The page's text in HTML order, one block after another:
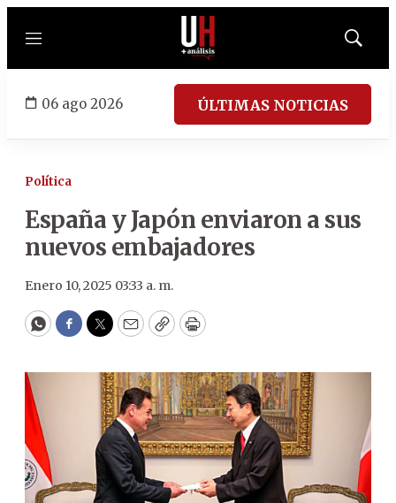
Menú
Mostrar
06 ago 2026 ÚLTIMAS NOTICIAS
Política
España y Japón enviaron a sus
nuevos embajadores
Enero 10, 2025 03:33 a. m.
WhatsApp
Facebook
Twitter
EmailCopyPrint